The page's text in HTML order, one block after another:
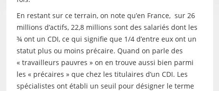
En restant sur ce terrain, on note qu’en France, sur 26
millions d’actifs, 22,8 millions sont des salariés dont les
¾ ont un CDI, ce qui signifie que 1/4 d’entre eux ont un
statut plus ou moins précaire. Quand on parle des
« travailleurs pauvres » on en trouve aussi bien parmi
les « précaires » que chez les titulaires d’un CDI. Les
spécialistes ont établi un seuil pour désigner le terme